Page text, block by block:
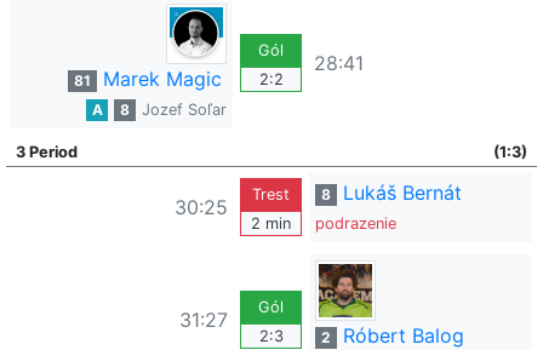
81 Marek Magic
A 8 Jozef Soľar
Gól
2:2
28:41
3 Period (1:3)
30:25
Trest
2 min
8 Lukáš Bernát
podrazenie
31:27
Gól
2:3
2 Róbert Balog